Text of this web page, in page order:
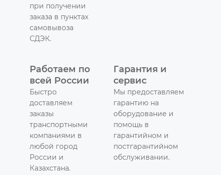
при получении
заказа в пунктах
самовывоза
СДЭК.
Работаем по
всей России
Быстро
доставляем
заказы
транспортными
компаниями в
любой город
России и
Казахстана.
Гарантия и
сервис
Мы предоставляем
гарантию на
оборудование и
помощь в
гарантийном и
постгарантийном
обслуживании.